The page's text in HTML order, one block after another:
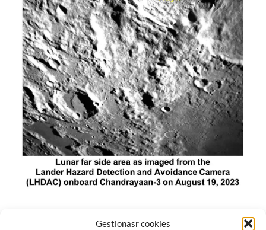
Gestionasr cookies